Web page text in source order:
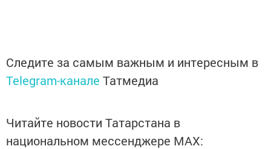
Следите за самым важным и интересным в
Telegram-канале Татмедиа
Читайте новости Татарстана в
национальном мессенджере MАХ: